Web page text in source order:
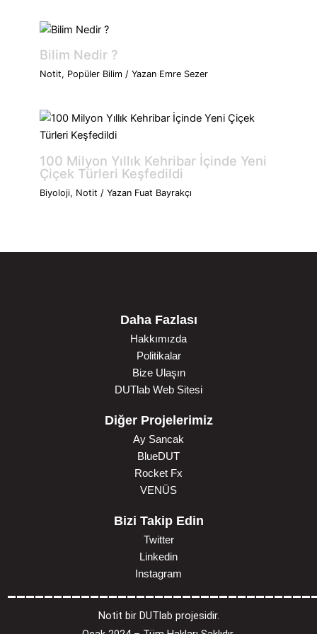
Bilim Nedir ?
Notit, Popüler Bilim / Yazan Emre Sezer
100 Milyon Yıllık Kehribar İçinde Yeni
Çiçek Türleri Keşfedildi
Biyoloji, Notit / Yazan Fuat Bayrakçı
Daha Fazlası
Hakkımızda
Politikalar
Bize Ulaşın
DUTlab Web Sitesi
Diğer Projelerimiz
Ay Sancak
BlueDUT
Rocket Fx
VENÜS
Bizi Takip Edin
Twitter
Linkedin
Instagram
Notit bir DUTlab projesidir.